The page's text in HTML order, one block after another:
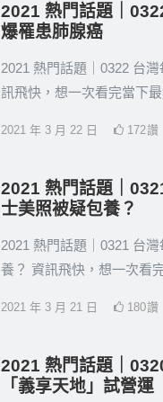
2021 熱門話題｜
爆罹患肺腺癌
2021 熱門話題｜0322 台
訊飛快，想一次看完當下
2021 年 3 月 22 日 172讚
2021 熱門話題｜
士美照被疑包養？
2021 熱門話題｜0321 台
養？ 資訊飛快，想一次看
2021 年 3 月 21 日 180讚
2021 熱門話題｜
「義享天地」試營運